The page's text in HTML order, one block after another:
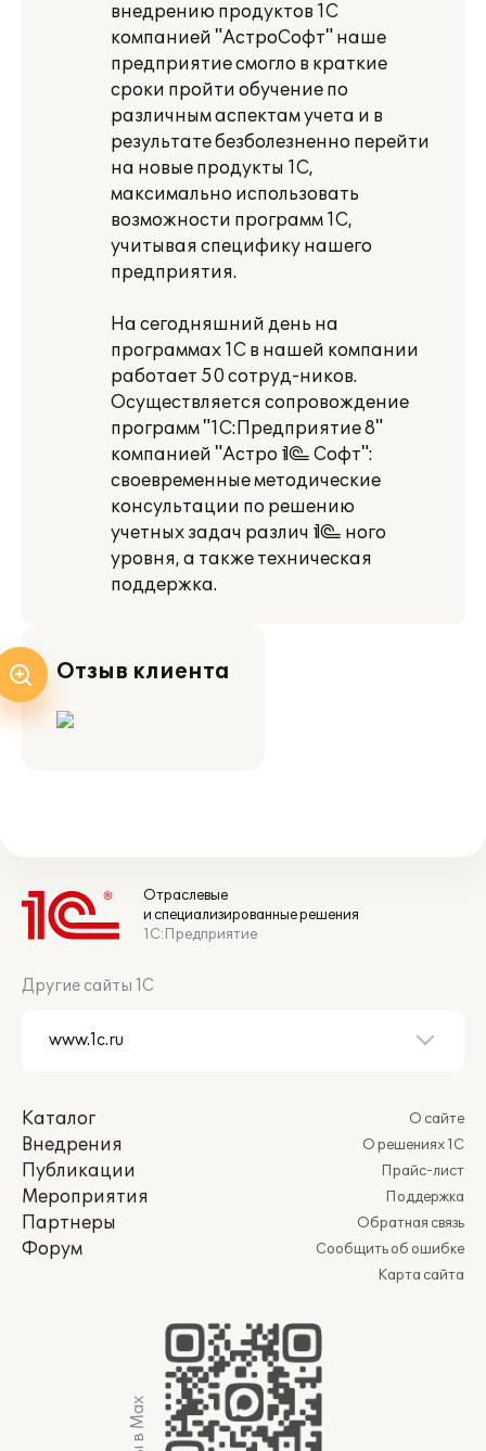
внедрению продуктов 1С
компанией "АстроСофт" наше
предприятие смогло в краткие
сроки пройти обучение по
различным аспектам учета и в
результате безболезненно перейти
на новые продукты 1С,
максимально использовать
возможности программ 1С,
учитывая специфику нашего
предприятия.
На сегодняшний день на
программах 1С в нашей компании
работает 50 сотруд-ников.
Осуществляется сопровождение
программ "1С:Предприятие 8"
компанией "Астро¬Софт":
своевременные методические
консультации по решению
учетных задач различ¬ного
уровня, а также техническая
поддержка.
Отзыв клиента
Отраслевые
и специализированные решения
1С:Предприятие
Другие сайты 1С
Каталог
Внедрения
Публикации
Мероприятия
Партнеры
Форум
О сайте
О решениях 1С
Прайс-лист
Поддержка
Обратная связь
Сообщить об ошибке
Карта сайта
Мы в Max